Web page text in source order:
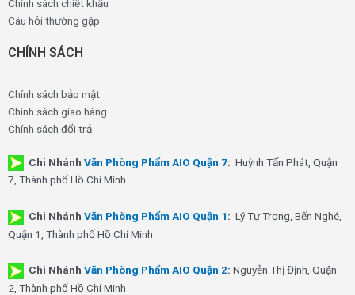
Chính sách chiết khấu
Câu hỏi thường gặp
CHÍNH SÁCH
Chính sách bảo mật
Chính sách giao hàng
Chính sách đổi trả
Chi Nhánh Văn Phòng Phẩm AIO Quận 7: Huỳnh Tấn Phát, Quận
7, Thành phố Hồ Chí Minh
Chi Nhánh Văn Phòng Phẩm AIO Quận 1: Lý Tự Trọng, Bến Nghé,
Quận 1, Thành phố Hồ Chí Minh
Chi Nhánh Văn Phòng Phẩm AIO Quận 2: Nguyễn Thị Định, Quận
2, Thành phố Hồ Chí Minh